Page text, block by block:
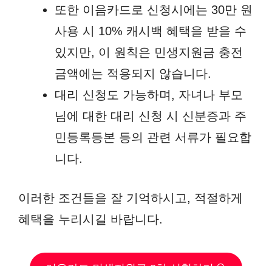
또한 이음카드로 신청시에는 30만 원
사용 시 10% 캐시백 혜택을 받을 수
있지만, 이 원칙은 민생지원금 충전
금액에는 적용되지 않습니다.
대리 신청도 가능하며, 자녀나 부모
님에 대한 대리 신청 시 신분증과 주
민등록등본 등의 관련 서류가 필요합
니다.
이러한 조건들을 잘 기억하시고, 적절하게
혜택을 누리시길 바랍니다.